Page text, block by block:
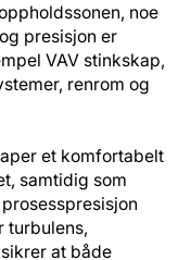
noe
presisjon er
VAV stinkskap,
renrom og
et komfortabelt
samtidig som
turbulens,
at både